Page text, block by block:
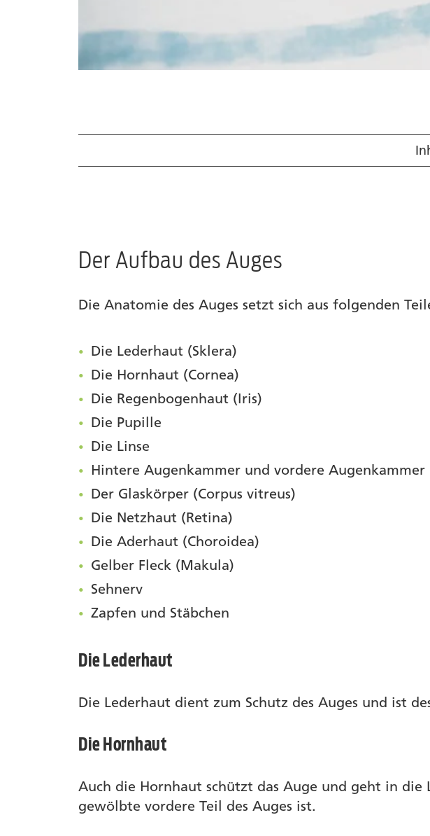
Autor
Der Aufbau des Auges
Die Anatomie des Auges setzt sich aus folgenden
Die Lederhaut (Sklera)
Die Hornhaut (Cornea)
Die Regenbogenhaut (Iris)
Die Pupille
Die Linse
Hintere Augenkammer und vordere Augenkammer
Der Glaskörper (Corpus vitreus)
Die Netzhaut (Retina)
Die Aderhaut (Choroidea)
Gelber Fleck (Makula)
Sehnerv
Zapfen und Stäbchen
Die Lederhaut
Die Lederhaut dient zum Schutz des Auges und ist
Die Hornhaut
Auch die Hornhaut schützt das Auge und geht in
gewölbte vordere Teil des Auges ist.